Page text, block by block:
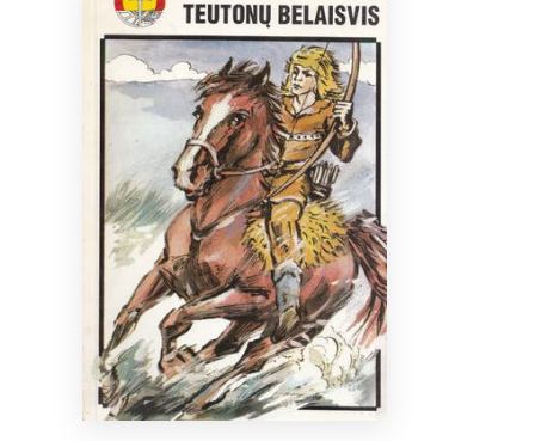
Bibliotekoms
+370 667 80 541
info@elvislab.lt